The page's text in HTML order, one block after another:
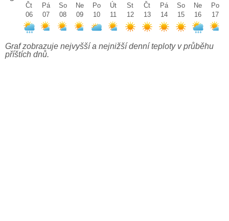
Čt
06
Pá
07
So
08
Ne
09
Po
10
Út
11
St
12
Čt
13
Pá
14
So
15
Ne
16
Po
17
Graf zobrazuje nejvyšší a nejnižší denní teploty v průběhu
příštích dnů.